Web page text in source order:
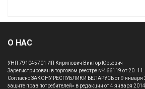
О НАС
УНП 791045701 ИП Кирилович Виктор Юрьевич
Зарегистрирован в торговом реестре №466119 от 20. 11.
Согласно ЗАКОНУ РЕСПУБЛИКИ БЕЛАРУСЬ от 9 января
защите прав потребителей» в редакции от 4 января